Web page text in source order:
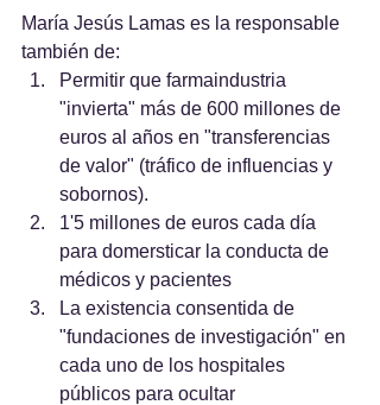
María Jesús Lamas es la responsable
también de:
Permitir que farmaindustria
"invierta" más de 600 millones de
euros al años en "transferencias
de valor" (tráfico de influencias y
sobornos).
1'5 millones de euros cada día
para domersticar la conducta de
médicos y pacientes
La existencia consentida de
"fundaciones de investigación" en
cada uno de los hospitales
públicos para ocultar